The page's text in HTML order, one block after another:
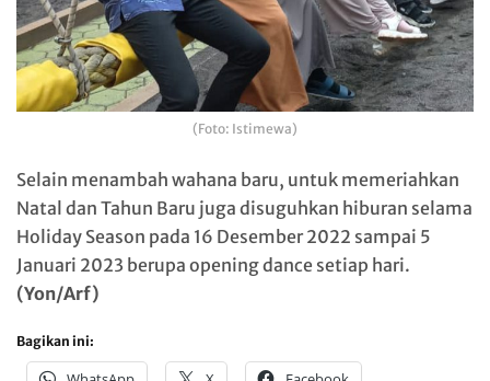
(Foto: Istimewa)
Selain menambah wahana baru, untuk memeriahkan
Natal dan Tahun Baru juga disuguhkan hiburan selama
Holiday Season pada 16 Desember 2022 sampai 5
Januari 2023 berupa opening dance setiap hari.
(Yon/Arf)
Bagikan ini: